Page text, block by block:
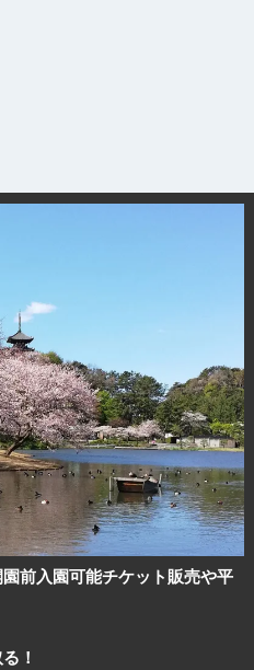
前入園可能チケット販売や平
！